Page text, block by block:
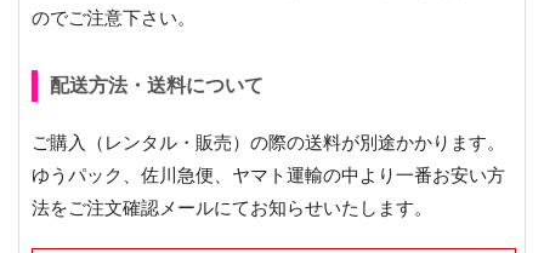
のでご注意下さい。
配送方法・送料について
ご購入（レンタル・販売）の際の送料が別途かかります。
ゆうパック、佐川急便、ヤマト運輸の中より一番お安い方
法をご注文確認メールにてお知らせいたします。